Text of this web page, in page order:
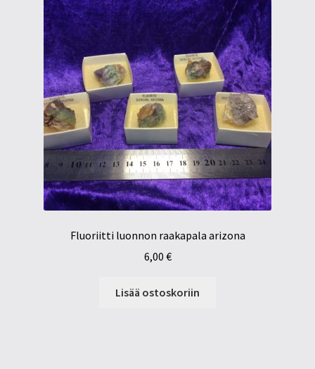
Fluoriitti luonnon raakapala arizona
6,00 €
Lisää ostoskoriin